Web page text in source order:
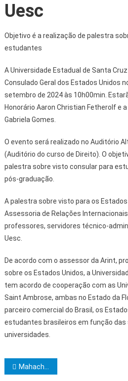
Uesc
Objetivo é a realização de palestra
estudantes
A Universidade Estadual de Santa
Consulado Geral dos Estados Unidos
setembro de 2024 às 10h00min.
Honorário Aaron Christian Fetherolf e
Gabriela Gomes.
O evento será realizado no Auditório
(Auditório do curso de Direito). O
palestra sobre visto consular para
pós-graduação.
A palestra sobre visto para os
Assessoria de Relações
professores, servidores técnico-
Uesc.
De acordo com o assessor da Arint,
sobre os Estados Unidos, a
tem acordo de cooperação com as
Saint Ambrose, ambas no Estado da
parceiro comercial do Brasil, os
estudantes brasileiros em função das
universidades.
Navegação de Post
Mahachoan realiza prestigiada sessão de AApren.·. MMaç.·.